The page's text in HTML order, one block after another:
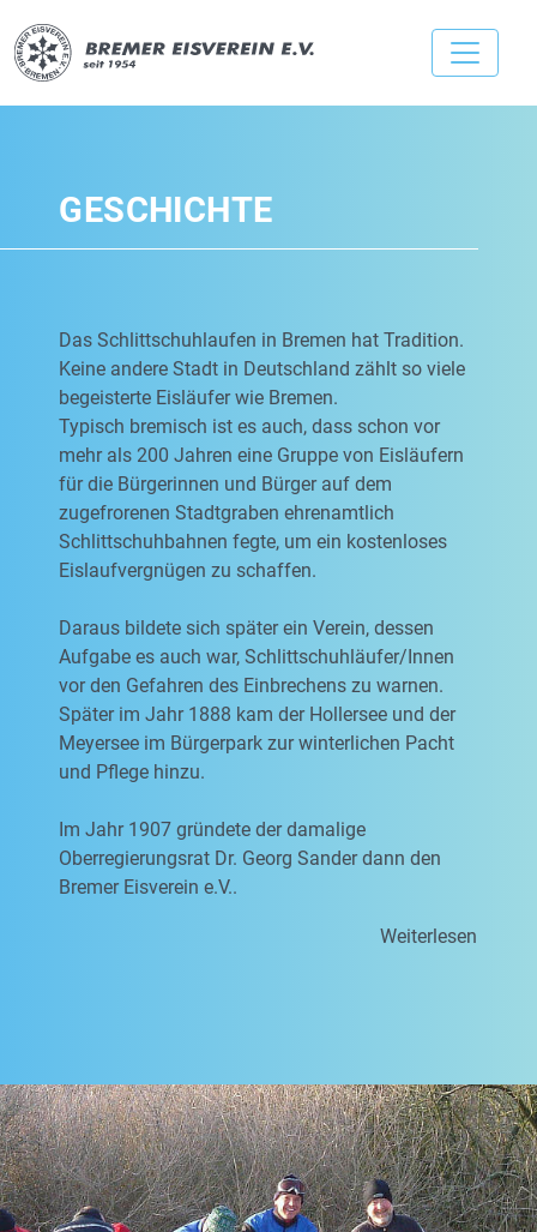
GESCHICHTE
Das Schlittschuhlaufen in Bremen hat Tradition.
Keine andere Stadt in Deutschland zählt so viele
begeisterte Eisläufer wie Bremen.
Typisch bremisch ist es auch, dass schon vor
mehr als 200 Jahren eine Gruppe von Eisläufern
für die Bürgerinnen und Bürger auf dem
zugefrorenen Stadtgraben ehrenamtlich
Schlittschuhbahnen fegte, um ein kostenloses
Eislaufvergnügen zu schaffen.
Daraus bildete sich später ein Verein, dessen
Aufgabe es auch war, Schlittschuhläufer/Innen
vor den Gefahren des Einbrechens zu warnen.
Später im Jahr 1888 kam der Hollersee und der
Meyersee im Bürgerpark zur winterlichen Pacht
und Pflege hinzu.
Im Jahr 1907 gründete der damalige
Oberregierungsrat Dr. Georg Sander dann den
Bremer Eisverein e.V..
Weiterlesen